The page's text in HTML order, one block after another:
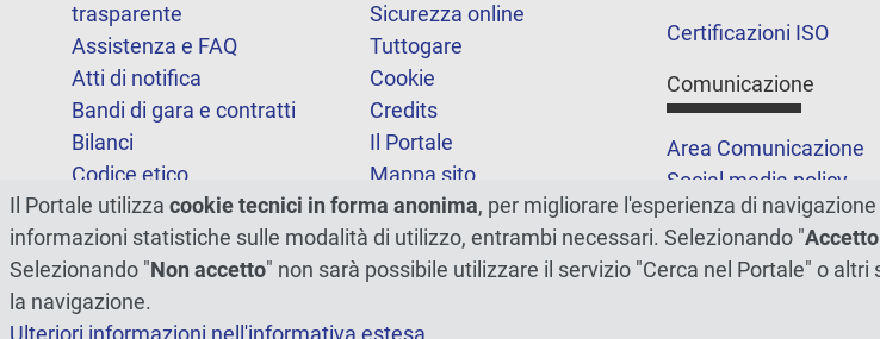
trasparente
Assistenza e FAQ
Atti di notifica
Bandi di gara e contratti
Bilanci
Codice etico
FOIA
Note legali
Sicurezza online
Tuttogare
Cookie
Credits
Il Portale
Mappa sito
Statistiche
Dichiarazione di
accessibilità
Certificazioni ISO
Comunicazione
Area Comunicazione
Social media policy
Podcast
Merchandising e shop
5xmille
Il Portale utilizza cookie tecnici in forma anonima, per migliorare l'esperienza di navigazione
informazioni statistiche sulle modalità di utilizzo, entrambi necessari. Selezionando "Accetto
Selezionando "Non accetto" non sarà possibile utilizzare il servizio "Cerca nel Portale" o
la navigazione.
Ulteriori informazioni nell'informativa estesa